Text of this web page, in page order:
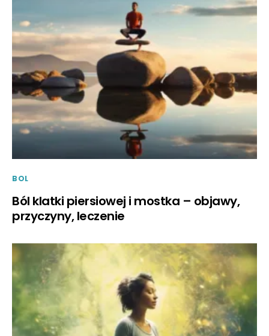
BOL
Ból klatki piersiowej i mostka – objawy,
przyczyny, leczenie